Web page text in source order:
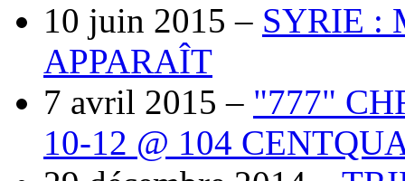
10 juin 2015 – SYRIE :
APPARAÎT
7 avril 2015 – "777"
10-12 @ 104